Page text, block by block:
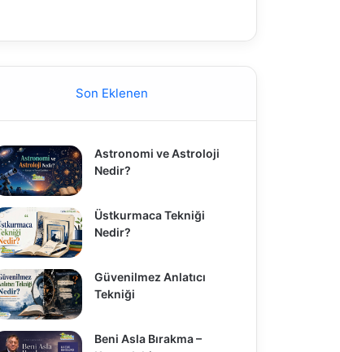
Son Eklenen
Astronomi ve Astroloji
Nedir?
Üstkurmaca Tekniği
Nedir?
Güvenilmez Anlatıcı
Tekniği
Beni Asla Bırakma –